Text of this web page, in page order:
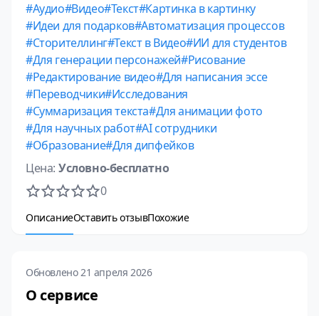
Аудио Видео Текст Картинка в картинку
Идеи для подарков Автоматизация процессов
Сторителлинг Текст в Видео ИИ для студентов
Для генерации персонажей Рисование
Редактирование видео Для написания эссе
Переводчики Исследования
Суммаризация текста Для анимации фото
Для научных работ AI сотрудники
Образование Для дипфейков
Цена: Условно-бесплатно
0
ОписаниеОставить отзывПохожие
Обновлено 21 апреля 2026
О сервисе